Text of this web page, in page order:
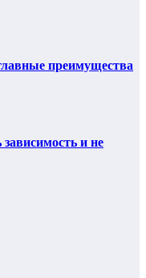
преимущества
и не